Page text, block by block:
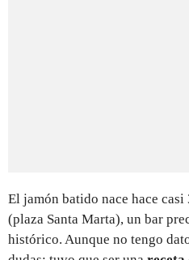
El jamón batido nace hace casi
(plaza Santa Marta), un bar
histórico. Aunque no tengo